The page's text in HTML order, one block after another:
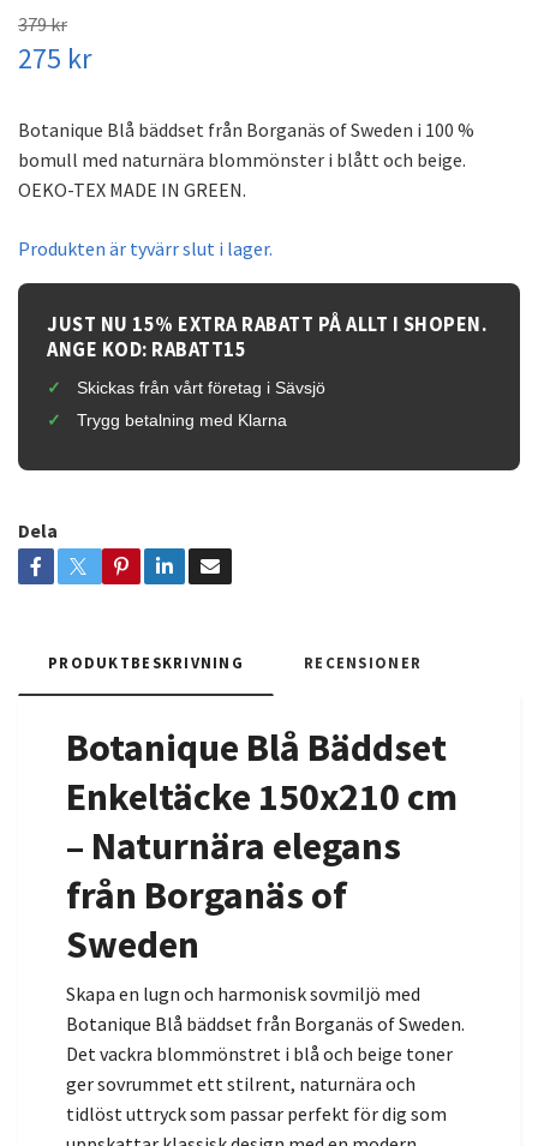
379 kr
275 kr
Botanique Blå bäddset från Borganäs of Sweden i 100 %
bomull med naturnära blommönster i blått och beige.
OEKO-TEX MADE IN GREEN.
Produkten är tyvärr slut i lager.
JUST NU 15% EXTRA RABATT PÅ ALLT I SHOPEN.
ANGE KOD: RABATT15
Skickas från vårt företag i Sävsjö
Trygg betalning med Klarna
Dela
PRODUKTBESKRIVNING RECENSIONER
Botanique Blå Bäddset
Enkeltäcke 150x210 cm
– Naturnära elegans
från Borganäs of
Sweden
Skapa en lugn och harmonisk sovmiljö med
Botanique Blå bäddset från Borganäs of Sweden.
Det vackra blommönstret i blå och beige toner
ger sovrummet ett stilrent, naturnära och
tidlöst uttryck som passar perfekt för dig som